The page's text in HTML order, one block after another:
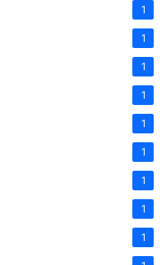
1
1
1
1
1
1
1
1
1